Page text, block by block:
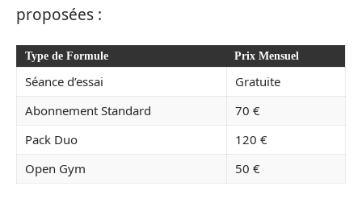
proposées :
Type de Formule Prix Mensuel
Séance d’essai
Gratuite
Abonnement Standard
70 €
Pack Duo
120 €
Open Gym
50 €